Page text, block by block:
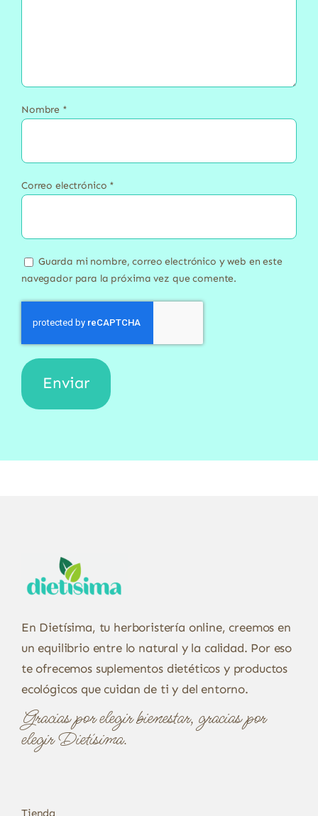
Nombre *
Correo electrónico *
Guarda mi nombre, correo electrónico y web en este
navegador para la próxima vez que comente.
En Dietísima, tu herboristería online, creemos en
un equilibrio entre lo natural y la calidad. Por eso
te ofrecemos suplementos dietéticos y productos
ecológicos que cuidan de ti y del entorno.
Gracias por elegir bienestar, gracias por
elegir Dietísima.
Tienda